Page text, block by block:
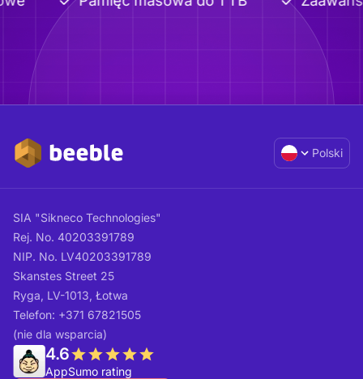
Polski
SIA "Sikneco Technologies"
Rej. No. 40203391789
NIP. No. LV40203391789
Skanstes Street 25
Ryga, LV-1013, Łotwa
Telefon: +371 67821505
(nie dla wsparcia)
4.6
AppSumo rating